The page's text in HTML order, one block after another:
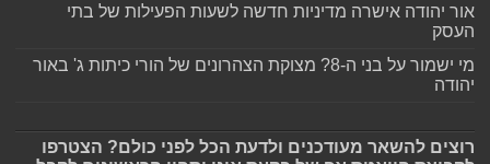
אור יהודה אישרה מדיניות חדשה לשעות הפעילות של בתי
העסק
מי ישמור על בני ה-8? מצוקת הצהרונים של הורי כיתות ג' באור
יהודה
רוצים להשאר מעודכנים ולדעת הכל לפני כולם? הצטרפו